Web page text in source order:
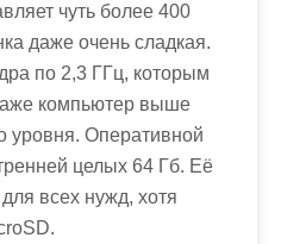
чуть более 400
даже очень сладкая.
по 2,3 ГГц, которым
компьютер выше
уровня. Оперативной
целых 64 Гб. Её
всех нужд, хотя